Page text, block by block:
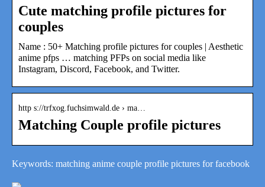
Cute matching profile pictures for
couples
Name : 50+ Matching profile pictures for couples | Aesthetic
anime pfps … matching PFPs on social media like
Instagram, Discord, Facebook, and Twitter.
http s://trfxog.fuchsimwald.de › ma…
Matching Couple profile pictures
Keywords: matching anime couple profile pictures for facebook